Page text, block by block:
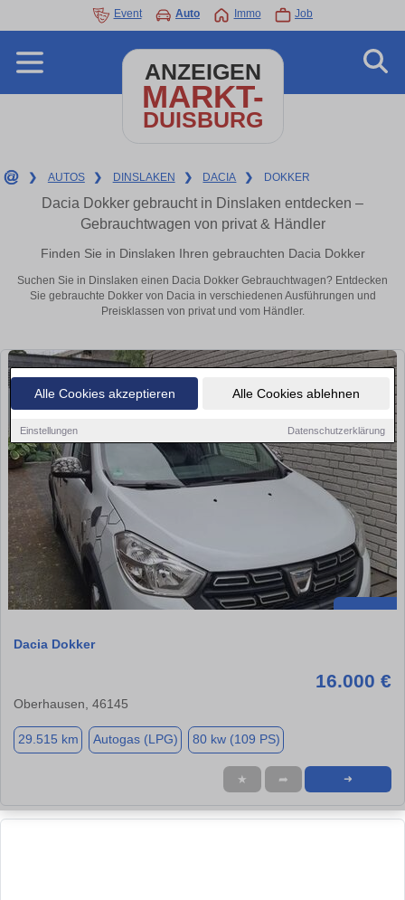
Alle Cookies akzeptieren Alle Cookies ablehnen
Einstellungen Datenschutzerklärung
Event Auto Immo Job
ANZEIGEN
MARKT-
DUISBURG
❯ AUTOS ❯ DINSLAKEN ❯ DACIA ❯ DOKKER
Dacia Dokker gebraucht in Dinslaken entdecken –
Gebrauchtwagen von privat & Händler
Finden Sie in Dinslaken Ihren gebrauchten Dacia Dokker
Suchen Sie in Dinslaken einen Dacia Dokker Gebrauchtwagen? Entdecken
Sie gebrauchte Dokker von Dacia in verschiedenen Ausführungen und
Preisklassen von privat und vom Händler.
Dacia Dokker
16.000 €
Oberhausen, 46145
29.515 km Autogas (LPG) 80 kw (109 PS)
★ ➦ ➜